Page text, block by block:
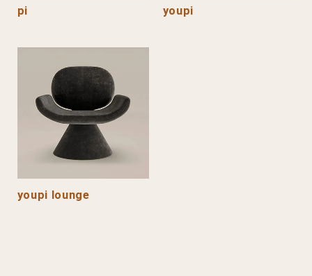
pi youpi
youpi lounge